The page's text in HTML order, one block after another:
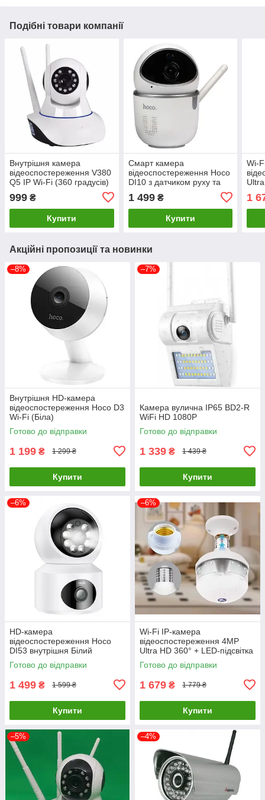
Подібні товари компанії
Внутрішня камера
відеоспостереження V380
Q5 IP Wi-Fi (360 градусів)
999 ₴
Купити
Смарт камера
відеоспостереження Hoco
DI10 з датчиком руху та
1 499₴
Купити
Wi-
1
Акційні пропозиції та новинки
–8%
Внутрішня HD-камера
відеоспостереження Hoco D3
Wi-Fi (Біла)
Готово до відправки
1 199 ₴ 1 299 ₴
Купити
–7%
Камера вулична IP65 BD2-R
WiFi HD 1080P
Готово до відправки
1 339 ₴ 1 439 ₴
Купити
–6%
HD-камера
відеоспостереження Hoco
DI53 внутрішня Білий
Готово до відправки
1 499 ₴ 1 599 ₴
Купити
–6%
Wi-Fi IP-камера
відеоспостереження 4MP
Ultra HD 360° + LED-підсвітка
(Білий)
Готово до відправки
1 679 ₴ 1 779 ₴
Купити
–5% –4%